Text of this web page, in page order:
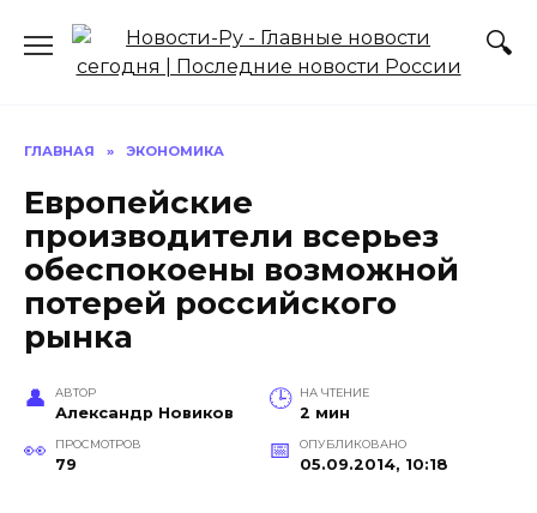
содержанию
ГЛАВНАЯ » ЭКОНОМИКА
Европейские
производители всерьез
обеспокоены возможной
потерей российского
рынка
АВТОР
Александр Новиков
НА ЧТЕНИЕ
2 мин
ПРОСМОТРОВ
79
ОПУБЛИКОВАНО
05.09.2014, 10:18